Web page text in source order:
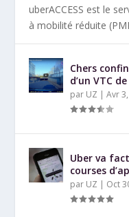
uberACCESS est le
à mobilité réduite
Chers
d’un VTC
par UZ |Avr
Uber va
courses
par UZ | Oct